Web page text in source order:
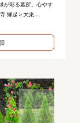
が彩る墓所。心やす
縁起＞大乗...